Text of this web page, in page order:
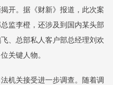
开。据《财新》报道，此次案
监李橙，还涉及到国内某头部
、总部私人客户部总经理刘欢
关键人物。
机关接受进一步调查。随着调